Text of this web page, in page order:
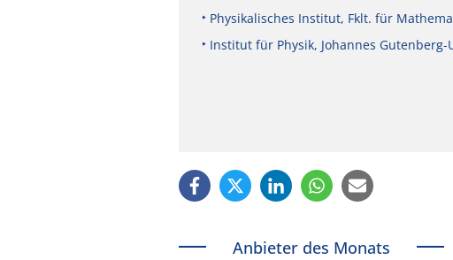
Physikalisches Institut, Fklt. für
Institut für Physik, Johannes
Anbieter des Monats